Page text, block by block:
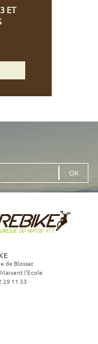
ET
de Blossac
l'Ecole
29 11 33